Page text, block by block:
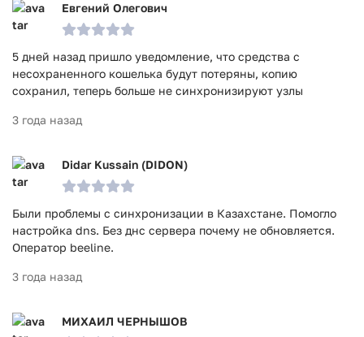
Евгений Олегович
5 дней назад пришло уведомление, что средства с
несохраненного кошелька будут потеряны, копию
сохранил, теперь больше не синхронизируют узлы
3 года назад
Didar Kussain (DIDON)
Были проблемы с синхронизации в Казахстане. Помогло
настройка dns. Без днс сервера почему не обновляется.
Оператор beeline.
3 года назад
МИХАИЛ ЧЕРНЫШОВ